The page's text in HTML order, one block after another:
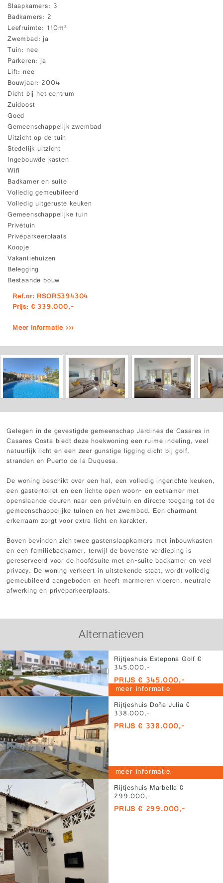
Slaapkamers 3
Badkamers 2
Leefruimte 110m²
Zwembad ja
Tuin nee
Parkeren ja
Lift nee
Bouwjaar 2004
Dicht bij het centrum
Zuidoost
Goed
Gemeenschappelijk zwembad
Uitzicht op de tuin
Stedelijk uitzicht
Ingebouwde kasten
Wifi
Badkamer en suite
Volledig gemeubileerd
Volledig uitgeruste keuken
Gemeenschappelijke tuin
Privétuin
Privéparkeerplaats
Koopje
Vakantiehuizen
Belegging
Bestaande bouw
Ref.nr: RSOR5394304
Prijs: € 339.000,-
Meer informatie ›››
Gelegen in de gevestigde gemeenschap Jardines de Casares in
Casares Costa biedt deze hoekwoning een ruime indeling, veel
natuurlijk licht en een zeer gunstige ligging dicht bij golf,
stranden en Puerto de la Duquesa.
De woning beschikt over een hal, een volledig ingerichte keuken,
een gastentoilet en een lichte open woon- en eetkamer met
openslaande deuren naar een privétuin en directe toegang tot de
gemeenschappelijke tuinen en het zwembad. Een charmant
erkerraam zorgt voor extra licht en karakter.
Boven bevinden zich twee gastenslaapkamers met inbouwkasten
en een familiebadkamer, terwijl de bovenste verdieping is
gereserveerd voor de hoofdsuite met en-suite badkamer en veel
privacy. De woning verkeert in uitstekende staat, wordt volledig
gemeubileerd aangeboden en heeft marmeren vloeren, neutrale
afwerking en privéparkeerplaats.
Alternatieven
Rijtjeshuis Estepona Golf €
345.000,-
PRIJS € 345.000,-
meer informatie
Rijtjeshuis Doña Julia €
338.000,-
PRIJS € 338.000,-
meer informatie
Rijtjeshuis Marbella €
299.000,-
PRIJS € 299.000,-